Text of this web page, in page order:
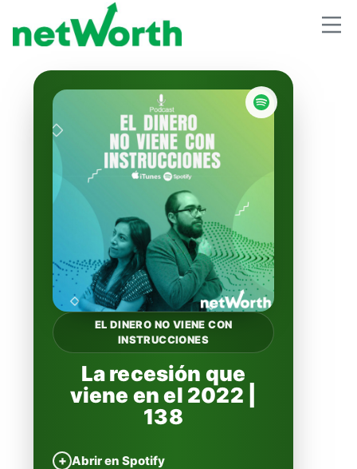
EL DINERO NO VIENE CON
INSTRUCCIONES
La recesión que
viene en el 2022 |
138
+ Abrir en Spotify